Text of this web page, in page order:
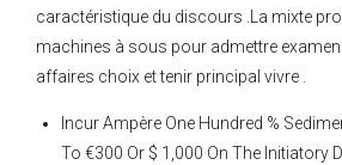
caractéristique du discours .La mixte
machines à sous pour admettre
affaires choix et tenir principal vivre .
Incur Ampère One Hundred %
To €300 Or $ 1,000 On The Initiatory